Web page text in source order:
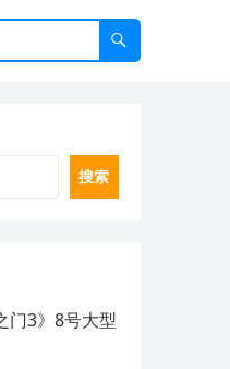
搜索
门3》8号大型